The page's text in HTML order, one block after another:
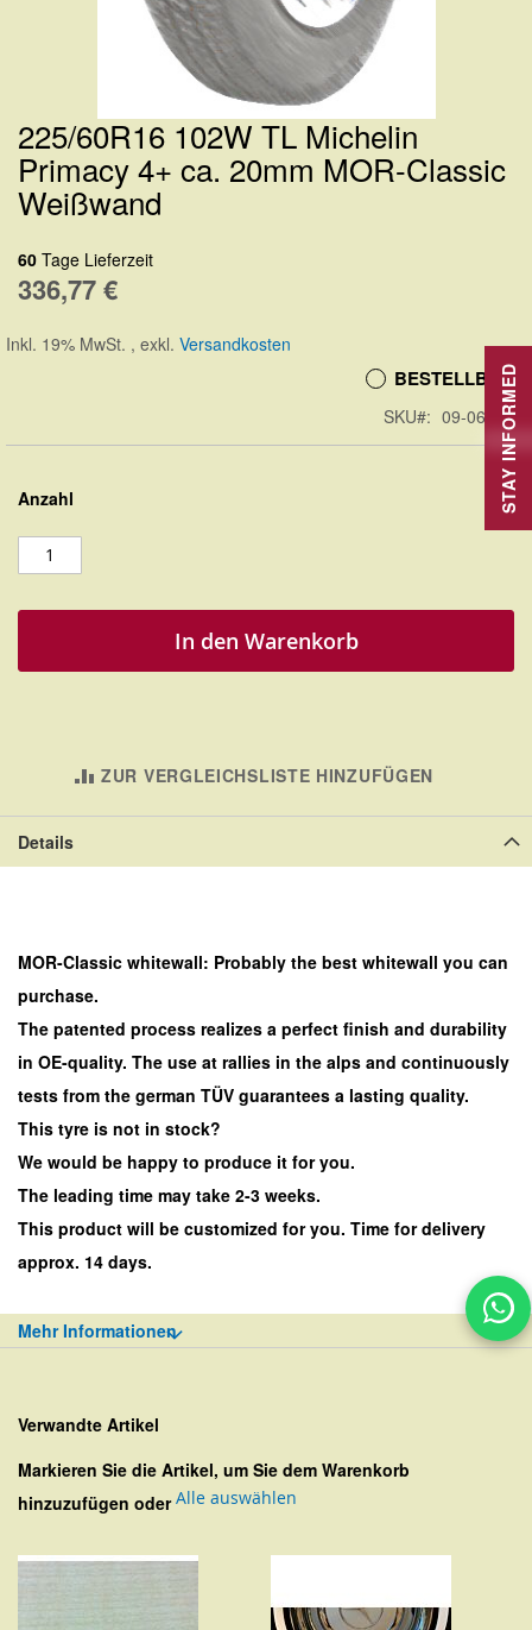
Zum
Anfang
der
springen
225/60R16 102W TL Michelin
Primacy 4+ ca. 20mm MOR-Classic
Weißwand
60 Tage Lieferzeit
336,77 €
Inkl. 19% MwSt. , exkl. Versandkosten
BESTELLBAR
SKU 09-06026
Anzahl
In den Warenkorb
ZUR VERGLEICHSLISTE HINZUFÜGEN
Details
MOR-Classic whitewall: Probably the best whitewall you can
purchase.
The patented process realizes a perfect finish and durability
in OE-quality. The use at rallies in the alps and continuously
tests from the german TÜV guarantees a lasting quality.
This tyre is not in stock?
We would be happy to produce it for you.
The leading time may take 2-3 weeks.
This product will be customized for you. Time for delivery
approx. 14 days.
Mehr Informationen
Verwandte Artikel
Markieren Sie die Artikel, um Sie dem Warenkorb
hinzuzufügen oderAlle auswählen
STAY INFORMED